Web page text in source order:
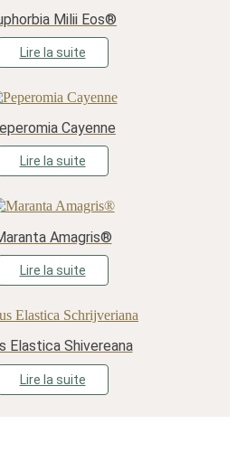
Milii Eos®
Lire la suite
Cayenne
Lire la suite
Amagris®
Lire la suite
Elastica Shivereana
Lire la suite